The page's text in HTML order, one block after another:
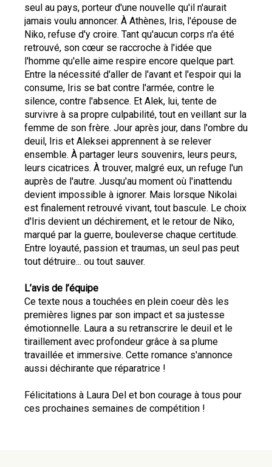
seul au pays, porteur d'une nouvelle qu'il n'aurait
jamais voulu annoncer. À Athènes, Iris, l'épouse de
Niko, refuse d'y croire. Tant qu'aucun corps n'a été
retrouvé, son cœur se raccroche à l'idée que
l'homme qu'elle aime respire encore quelque part.
Entre la nécessité d'aller de l'avant et l'espoir qui la
consume, Iris se bat contre l'armée, contre le
silence, contre l'absence. Et Alek, lui, tente de
survivre à sa propre culpabilité, tout en veillant sur la
femme de son frère. Jour après jour, dans l'ombre du
deuil, Iris et Aleksei apprennent à se relever
ensemble. À partager leurs souvenirs, leurs peurs,
leurs cicatrices. À trouver, malgré eux, un refuge l'un
auprès de l'autre. Jusqu'au moment où l'inattendu
devient impossible à ignorer. Mais lorsque Nikolai
est finalement retrouvé vivant, tout bascule. Le choix
d'Iris devient un déchirement, et le retour de Niko,
marqué par la guerre, bouleverse chaque certitude.
Entre loyauté, passion et traumas, un seul pas peut
tout détruire... ou tout sauver.
L’avis de l’équipe
Ce texte nous a touchées en plein coeur dès les
premières lignes par son impact et sa justesse
émotionnelle. Laura a su retranscrire le deuil et le
tiraillement avec profondeur grâce à sa plume
travaillée et immersive. Cette romance s'annonce
aussi déchirante que réparatrice !
Félicitations à Laura Del et bon courage à tous pour
ces prochaines semaines de compétition !